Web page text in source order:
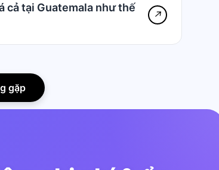
cả tại Guatemala như thế
↗
gặp